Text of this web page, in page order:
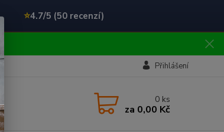
⭐4.7/5 (50 recenzí)
Přihlášení
0 ks
za 0,00 Kč